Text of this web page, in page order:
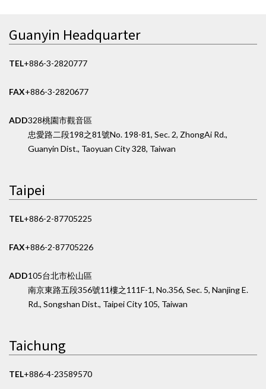
Guanyin Headquarter
TEL+886-3-2820777
FAX+886-3-2820677
ADD328桃園市觀音區
忠愛路二段198之81號No. 198-81, Sec. 2, ZhongAi Rd.,
Guanyin Dist., Taoyuan City 328, Taiwan
Taipei
TEL+886-2-87705225
FAX+886-2-87705226
ADD105台北市松山區
南京東路五段356號11樓之1 11F-1, No.356, Sec. 5, Nanjing E.
Rd., Songshan Dist., Taipei City 105, Taiwan
Taichung
TEL+886-4-23589570